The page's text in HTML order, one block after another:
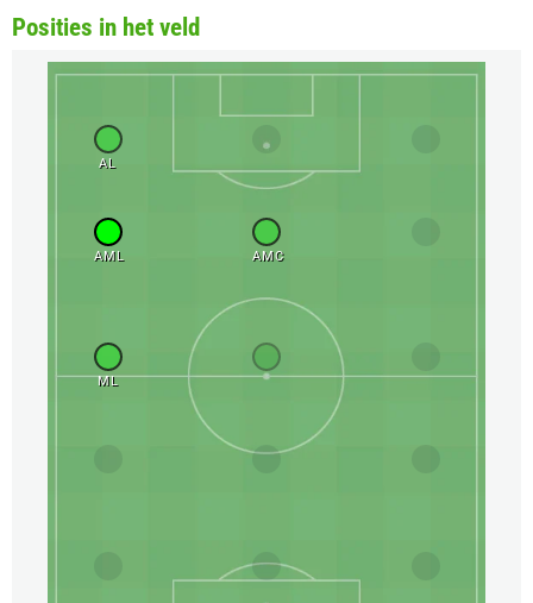
Posities in het veld
AL
AML AMC
ML